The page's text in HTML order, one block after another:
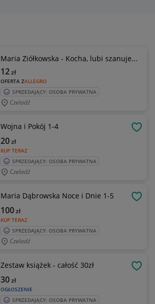
Maria Ziółkowska - Kocha, lubi szanuje...
OFERTA ZALLEGRO
12zł
SPRZEDAJĄCY: OSOBA PRYWATNA
Czeladź
Wojna i Pokój 1-4
KUP TERAZ
20zł
SPRZEDAJĄCY: OSOBA PRYWATNA
Czeladź
Maria Dąbrowska Noce i Dnie 1-5
KUP TERAZ
100zł
SPRZEDAJĄCY: OSOBA PRYWATNA
Czeladź
Zestaw książek - całość 30zł
OGŁOSZENIE
30zł
SPRZEDAJĄCY: OSOBA PRYWATNA